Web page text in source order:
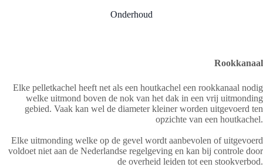
Onderhoud
Rookkanaal
Elke pelletkachel heeft net als een houtkachel een rookkanaal nodig
welke uitmond boven de nok van het dak in een vrij uitmonding
gebied. Vaak kan wel de diameter kleiner worden uitgevoerd ten
opzichte van een houtkachel.
Elke uitmonding welke op de gevel wordt aanbevolen of uitgevoerd
voldoet niet aan de Nederlandse regelgeving en kan bij controle door
de overheid leiden tot een stookverbod.